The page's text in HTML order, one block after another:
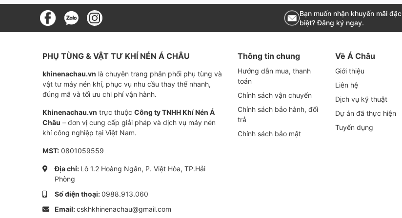
Thiết kế chống ăn mòn và chống thấm nước.
Bạn muốn nhận khuyến mãi đặc
biệt? Đăng ký ngay.
PHỤ TÙNG & VẬT TƯ KHÍ NÉN Á CHÂU
khinenachau.vn là chuyên trang phân phối phụ tùng và
vật tư máy nén khí, phục vụ nhu cầu thay thế nhanh,
đúng mã và tối ưu chi phí vận hành.
Khinenachau.vn trực thuộc Công ty TNHH Khí Nén Á
Châu – đơn vị cung cấp giải pháp và dịch vụ máy nén
khí công nghiệp tại Việt Nam.
MST: 0801059559
Địa chỉ: Lô 1.2 Hoàng Ngân, P. Việt Hòa, TP.Hải
Phòng
Số điện thoại:0988.913.060
Email:cskhkhinenachau@gmail.com
Thông tin chung
Hướng dẫn mua, thanh
toán
Chính sách vận chuyển
Chính sách bảo hành, đổi
trả
Chính sách bảo mật
Về Á Châu
Giới thiệu
Liên hệ
Dịch vụ kỹ thuật
Dự án đã thực hiện
Tuyển dụng